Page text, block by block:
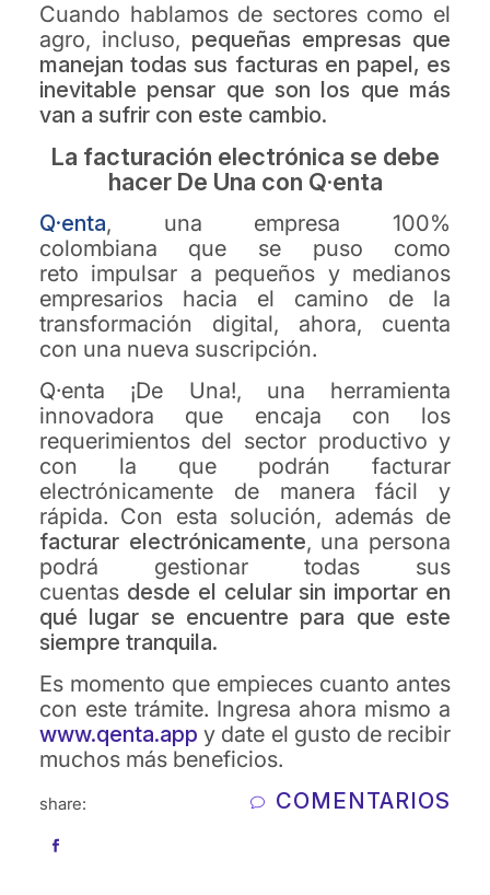
Cuando hablamos de sectores como el
agro, incluso, pequeñas empresas que
manejan todas sus facturas en papel, es
inevitable pensar que son los que más
van a sufrir con este cambio.
La facturación electrónica se debe
hacer De Una con Q·enta
Q·enta, una empresa 100%
colombiana que se puso como
reto impulsar a pequeños y medianos
empresarios hacia el camino de la
transformación digital, ahora, cuenta
con una nueva suscripción.
Q·enta ¡De Una!, una herramienta
innovadora que encaja con los
requerimientos del sector productivo y
con la que podrán facturar
electrónicamente de manera fácil y
rápida. Con esta solución, además de
facturar electrónicamente, una persona
podrá gestionar todas sus
cuentas desde el celular sin importar en
qué lugar se encuentre para que este
siempre tranquila.
Es momento que empieces cuanto antes
con este trámite. Ingresa ahora mismo a
www.qenta.app y date el gusto de recibir
muchos más beneficios.
share: COMENTARIOS